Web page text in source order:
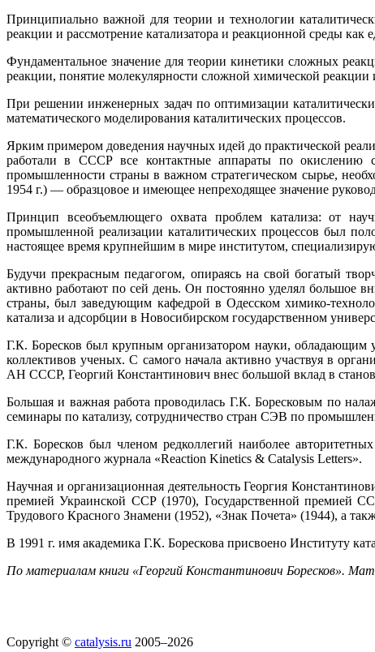
Принципиально важной для теории и технологии
реакции и рассмотрение катализатора и реакционной среды как
Фундаментальное значение для теории кинетики сложных
реакции, понятие молекулярности сложной химической реакции
При решении инженерных задач по оптимизации
математического моделирования каталитических процессов.
Ярким примером доведения научных идей до практической
работали в СССР все контактные аппараты по окислению
промышленности страны в важном стратегическом сырье,
1954 г.) — образцовое и имеющее непреходящее значение
Принцип всеобъемлющего охвата проблем катализа: от
промышленной реализации каталитических процессов был
настоящее время крупнейшим в мире институтом,
Будучи прекрасным педагогом, опираясь на свой богатый
активно работают по сей день. Он постоянно уделял большое
страны, был заведующим кафедрой в Одесском химико-
катализа и адсорбции в Новосибирском государственном
Г.К. Боресков был крупным организатором науки, обладающим
коллективов ученых. С самого начала активно участвуя в
АН СССР, Георгий Константинович внес большой вклад в
Большая и важная работа проводилась Г.К. Боресковым по
семинары по катализу, сотрудничество стран СЭВ по
Г.К. Боресков был членом редколлегий наиболее
международного журнала «Reaction Kinetics & Catalysis Letters».
Научная и организационная деятельность Георгия
премией Украинской ССР (1970), Государственной премией
Трудового Красного Знамени (1952), «Знак Почета» (1944), а
В 1991 г. имя академика Г.К. Борескова присвоено Институту
По материалам книги «Георгий Константинович Боресков».
Copyright © catalysis.ru 2005–2026